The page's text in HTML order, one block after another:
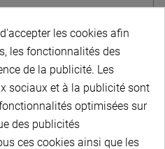
de
- 1,68 € TTC
la liste
les cookies afin
les fonctionnalités des
de la publicité. Les
sociaux et à la publicité sont
optimisées sur
des publicités
ces cookies ainsi que les